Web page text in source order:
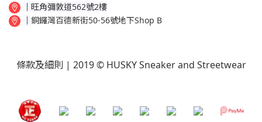
│ 旺角彌敦道562號2樓
│ 銅鑼灣百德新街50-56號地下Shop B
條款及細則 | 2019 © HUSKY Sneaker and Streetwear